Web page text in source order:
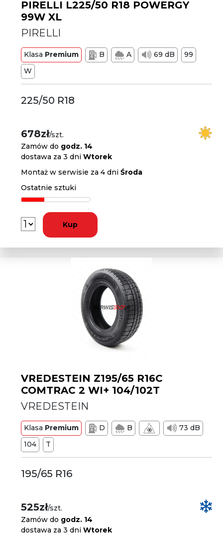
PIRELLI L225/50 R18 POWERGY
99W XL
PIRELLI
Klasa Premium B A 69 dB
99
W
225/50 R18
678zł/szt.
Zamów do godz. 14
dostawa za 3 dniWtorek
Montaż w serwisie za 4 dniŚroda
Ostatnie sztuki
Kup
VREDESTEIN Z195/65 R16C
COMTRAC 2 WI+ 104/102T
VREDESTEIN
Klasa Premium D B
73 dB
104
T
195/65 R16
525zł/szt.
Zamów do godz. 14
dostawa za 3 dniWtorek